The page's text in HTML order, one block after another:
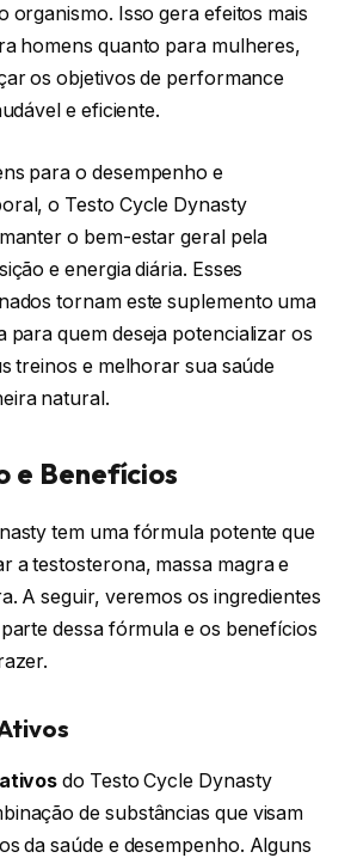
organismo. Isso gera efeitos mais
homens quanto para mulheres,
os objetivos de performance
e eficiente.
para o desempenho e
o Testo Cycle Dynasty
o bem-estar geral pela
e energia diária. Esses
tornam este suplemento uma
para quem deseja potencializar os
treinos e melhorar sua saúde
natural.
e Benefícios
tem uma fórmula potente que
a testosterona, massa magra e
A seguir, veremos os ingredientes
dessa fórmula e os benefícios
do Testo Cycle Dynasty
de substâncias que visam
da saúde e desempenho. Alguns